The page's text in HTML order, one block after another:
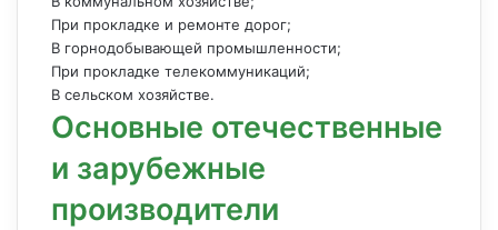
При прокладке и ремонте дорог;
В горнодобывающей промышленности;
При прокладке телекоммуникаций;
В сельском хозяйстве.
Основные отечественные
и зарубежные
производители